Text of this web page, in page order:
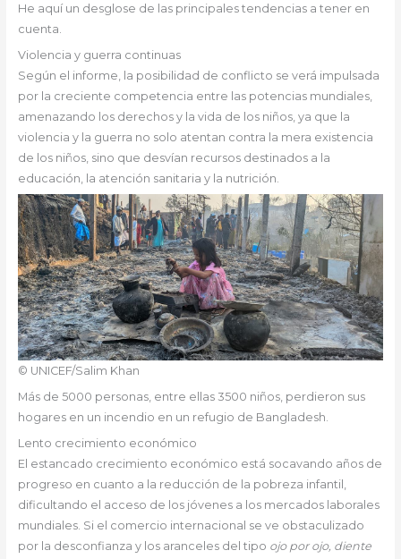
He aquí un desglose de las principales tendencias a tener en
cuenta.
Violencia y guerra continuas
Según el informe, la posibilidad de conflicto se verá impulsada
por la creciente competencia entre las potencias mundiales,
amenazando los derechos y la vida de los niños, ya que la
violencia y la guerra no solo atentan contra la mera existencia
de los niños, sino que desvían recursos destinados a la
educación, la atención sanitaria y la nutrición.
© UNICEF/Salim Khan
Más de 5000 personas, entre ellas 3500 niños, perdieron sus
hogares en un incendio en un refugio de Bangladesh.
Lento crecimiento económico
El estancado crecimiento económico está socavando años de
progreso en cuanto a la reducción de la pobreza infantil,
dificultando el acceso de los jóvenes a los mercados laborales
mundiales. Si el comercio internacional se ve obstaculizado
por la desconfianza y los aranceles del tipo ojo por ojo, diente